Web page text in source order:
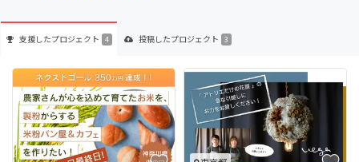
支援したプロジェクト 4 投稿したプロジェクト 3